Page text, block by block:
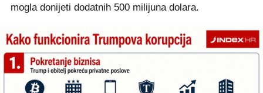
mogla donijeti dodatnih 500 milijuna dolara.